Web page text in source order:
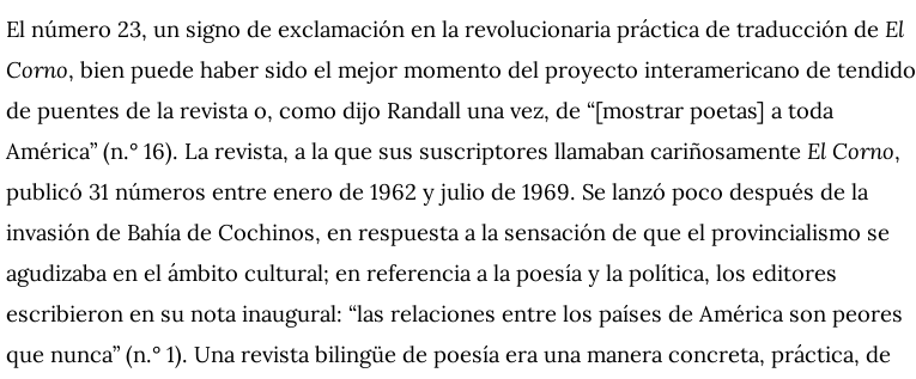
El número 23, un signo de exclamación en la revolucionaria práctica de traducción de El
Corno, bien puede haber sido el mejor momento del proyecto interamericano de tendido
de puentes de la revista o, como dijo Randall una vez, de “[mostrar poetas] a toda
América” (n.° 16). La revista, a la que sus suscriptores llamaban cariñosamente El Corno,
publicó 31 números entre enero de 1962 y julio de 1969. Se lanzó poco después de la
invasión de Bahía de Cochinos, en respuesta a la sensación de que el provincialismo se
agudizaba en el ámbito cultural; en referencia a la poesía y la política, los editores
escribieron en su nota inaugural: “las relaciones entre los países de América son peores
que nunca” (n.° 1). Una revista bilingüe de poesía era una manera concreta, práctica, de